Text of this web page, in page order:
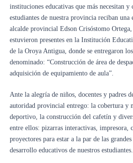
instituciones educativas que más necesitan
estudiantes de nuestra provincia reciban una
alcalde provincial Edson Crisóstomo
estuvieron presentes en la Institución
de la Oroya Antigua, donde se entregaron
denominado: “Construcción de área de
adquisición de equipamiento de aula”.
Ante la alegría de niños, docentes y padres
autoridad provincial entrego: la cobertura y
deportivo, la construcción del cafetín y
entre ellos: pizarras interactivas, impresora,
proyectores para estar a la par de las
desarrollo educativos de nuestros estudiantes.